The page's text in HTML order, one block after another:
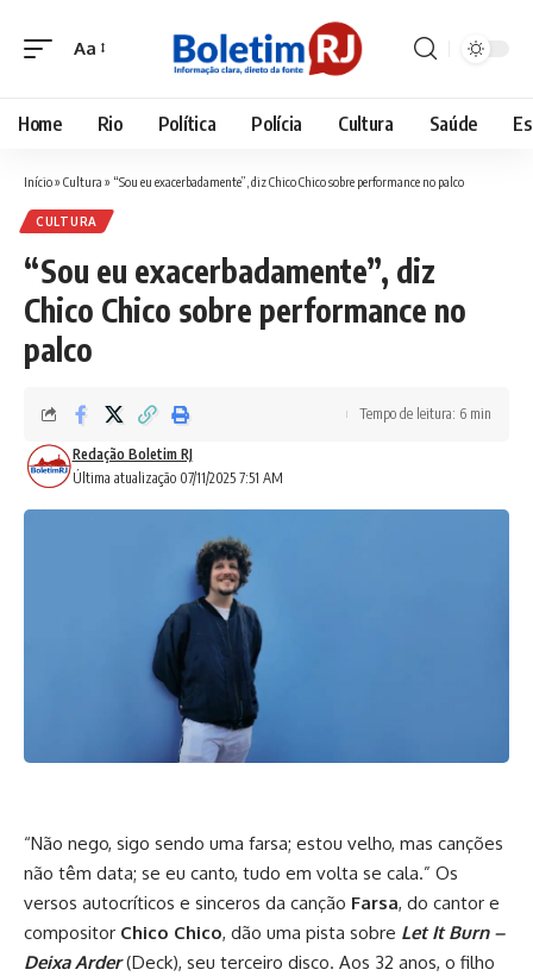
Font
Aa
Home Rio Política Polícia Cultura Saúde
Início» Cultura » “Sou eu exacerbadamente”, diz Chico Chico sobre performance no palco
CULTURA
“Sou eu exacerbadamente”, diz
Chico Chico sobre performance no
palco
Última atualização 07/11/2025 7:51 AM
Redação Boletim RJ
Tempo de leitura: 6 min
“Não nego, sigo sendo uma farsa; estou velho, mas canções
não têm data; se eu canto, tudo em volta se cala.” Os
versos autocríticos e sinceros da canção Farsa, do cantor e
compositor Chico Chico, dão uma pista sobre Let It Burn –
Deixa Arder (Deck), seu terceiro disco. Aos 32 anos, o filho